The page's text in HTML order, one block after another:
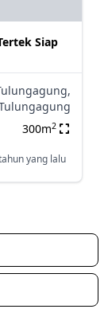
Siap
300m2
yang lalu